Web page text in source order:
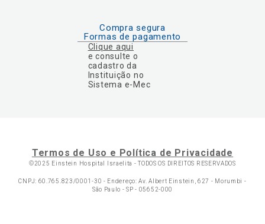
Compra segura
Formas de pagamento
Clique aqui
e consulte o
cadastro da
Instituição no
Sistema e-Mec
Termos de Uso e Política de Privacidade
©2025 Einstein Hospital Israelita -TODOS OS DIREITOS RESERVADOS
CNPJ: 60.765.823/0001-30 - Endereço: Av. Albert Einstein, 627 - Morumbi -
São Paulo - SP - 05652-000